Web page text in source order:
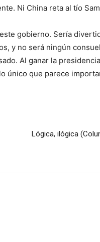
Ni China reta al tío
gobierno. Sería
y no será ningún
Al ganar la
único que parece
Lógica, ilógica